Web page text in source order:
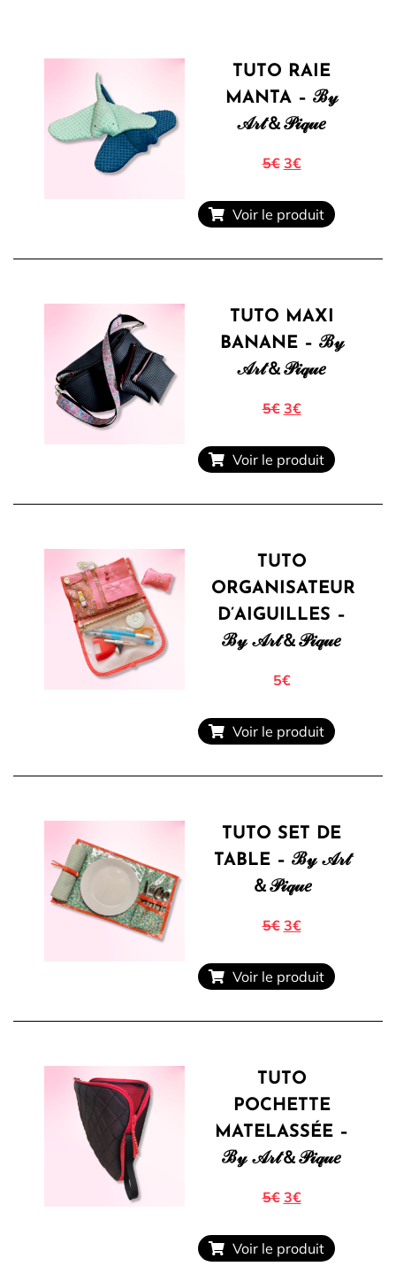
La Mercerie Tous nos Tissus
TUTO RAIE
MANTA – ℬ𝓎
𝒜𝓇𝓉＆𝒫𝒾𝓆𝓊𝑒
5€ 3€
Voir le produit
TUTO MAXI
BANANE – ℬ𝓎
𝒜𝓇𝓉＆𝒫𝒾𝓆𝓊𝑒
5€ 3€
Voir le produit
TUTO
ORGANISATEUR
D’AIGUILLES –
ℬ𝓎 𝒜𝓇𝓉＆𝒫𝒾𝓆𝓊𝑒
5€
Voir le produit
TUTO SET DE
TABLE – ℬ𝓎 𝒜𝓇𝓉
＆𝒫𝒾𝓆𝓊𝑒
5€ 3€
Voir le produit
TUTO
POCHETTE
MATELASSÉE –
ℬ𝓎 𝒜𝓇𝓉＆𝒫𝒾𝓆𝓊𝑒
5€ 3€
Voir le produit